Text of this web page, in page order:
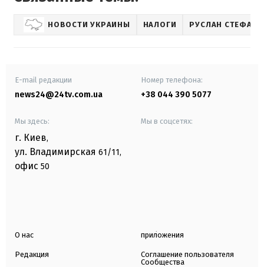
НОВОСТИ УКРАИНЫ НАЛОГИ РУСЛАН
E-mail редакции
news24@24tv.com.ua
Номер телефона:
+38 044 390 5077
Мы здесь:
г. Киев,
ул. Владимирская 61/11,
офис 50
Мы в соцсетях:
О нас
Редакция
приложения
Соглашение пользователя
Сообщества